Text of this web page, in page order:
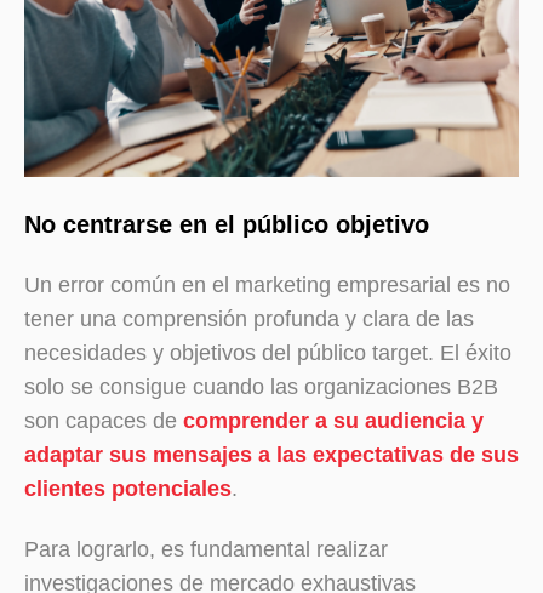
No centrarse en el público objetivo
Un error común en el marketing empresarial es no
tener una comprensión profunda y clara de las
necesidades y objetivos del público target. El éxito
solo se consigue cuando las organizaciones B2B
son capaces de comprender a su audiencia y
adaptar sus mensajes a las expectativas de sus
clientes potenciales.
Para lograrlo, es fundamental realizar
investigaciones de mercado exhaustivas